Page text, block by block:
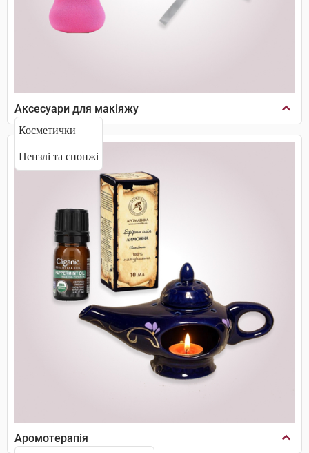
Аксесуари для макіяжу
Косметички
Пензлі та спонжі
Аромотерапія